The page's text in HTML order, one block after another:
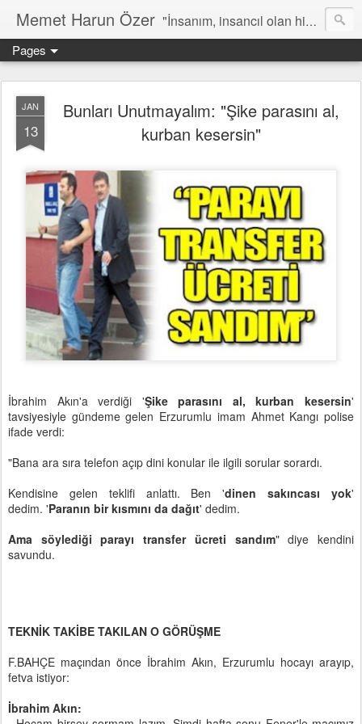
Memet Harun Özer "İnsanım, insancıl olan hiç bir şey bana yabancı kalamaz…" -Terentius
Pages
JAN
13
Bunları Unutmayalım: "Şike parasını al,
kurban kesersin"
İbrahim Akın'a verdiği 'Şike parasını al, kurban kesersin'
tavsiyesiyle gündeme gelen Erzurumlu imam Ahmet Kangı polise
ifade verdi:
"Bana ara sıra telefon açıp dini konular ile ilgili sorular sorardı.
Kendisine gelen teklifi anlattı. Ben 'dinen sakıncası yok'
dedim. 'Paranın bir kısmını da dağıt' dedim.
Ama söylediği parayı transfer ücreti sandım" diye kendini
savundu.
TEKNİK TAKİBE TAKILAN O GÖRÜŞME
F.BAHÇE maçından önce İbrahim Akın, Erzurumlu hocayı arayıp,
fetva istiyor:
İbrahim Akın: